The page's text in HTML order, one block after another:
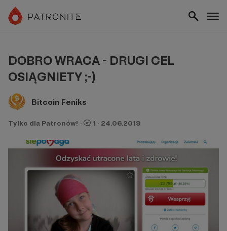
DOBRO WRACA - DRUGI CEL
OSIĄGNIETY ;-)
Bitcoin Feniks
Tylko dla Patronów! · 1 · 24.06.2019